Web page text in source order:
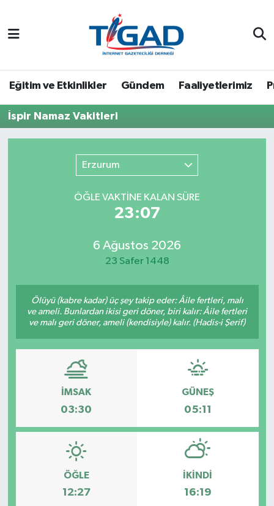
Eğitim ve Etkinlikler Gündem Faaliyetlerimiz
İspir Namaz Vakitleri
Erzurum
ÖĞLE VAKTİNE KALAN SÜRE
23:07
6 Ağustos 2026
23 Safer 1448
Ölüyü (kabre kadar) üç şey takip eder: Âile fertleri, malı
ve ameli. Bunlardan ikisi geri döner, biri kalır: Âile fertleri
ve malı geri döner, ameli (kendisiyle) kalır. (Hadis-i Şerif)
İMSAK
03:30
GÜNEŞ
05:11
ÖĞLE
12:27
İKINDI
16:19
Nöbetçi Eczaneler
Trafik Durumu
Puan Durumu ve Fikstür
Tüm Manşetler